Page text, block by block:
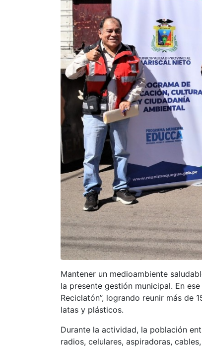
Mantener un medioambiente
la presente gestión municipal. En
Reciclatón”, logrando reunir más
latas y plásticos.
Durante la actividad, la población
radios, celulares, aspiradoras,